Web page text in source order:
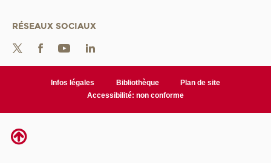
RÉSEAUX SOCIAUX
Infos légales Bibliothèque
Plan de site
Accessibilité: non conforme